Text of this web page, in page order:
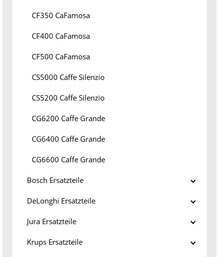
CF350 CaFamosa
CF400 CaFamosa
CF500 CaFamosa
CS5000 Caffe Silenzio
CS5200 Caffe Silenzio
CG6200 Caffe Grande
CG6400 Caffe Grande
CG6600 Caffe Grande
Bosch Ersatzteile
DeLonghi Ersatzteile
Jura Ersatzteile
Krups Ersatzteile